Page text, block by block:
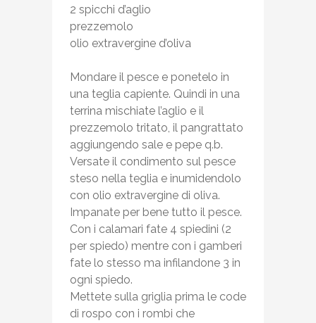
2 spicchi d’aglio
prezzemolo
olio extravergine d’oliva
Mondare il pesce e ponetelo in
una teglia capiente. Quindi in una
terrina mischiate l’aglio e il
prezzemolo tritato, il pangrattato
aggiungendo sale e pepe q.b.
Versate il condimento sul pesce
steso nella teglia e inumidendolo
con olio extravergine di oliva.
Impanate per bene tutto il pesce.
Con i calamari fate 4 spiedini (2
per spiedo) mentre con i gamberi
fate lo stesso ma infilandone 3 in
ogni spiedo.
Mettete sulla griglia prima le code
di rospo con i rombi che